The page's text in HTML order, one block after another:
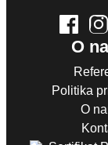
O
Politika
O